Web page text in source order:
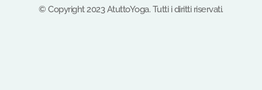
©Copyright2023 AtuttoYoga. Tutti i diritti riservati.